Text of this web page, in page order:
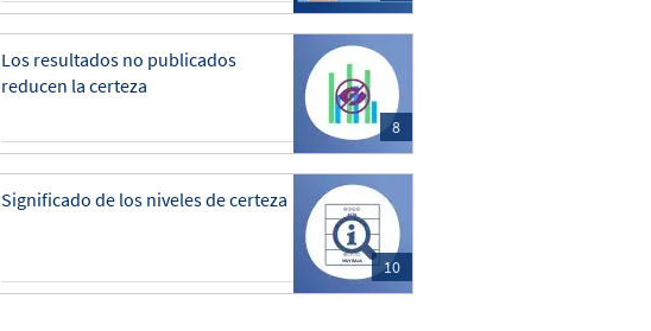
Los resultados no publicados
reducen la certeza
8
Significado de los niveles de certeza
10